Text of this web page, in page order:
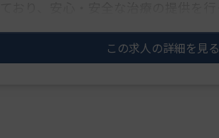
柔軟に対応して・・・
この求人の詳細を見る